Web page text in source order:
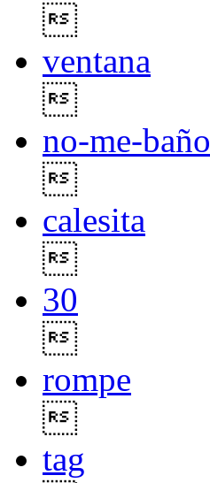
ventana
no-me-baño
calesita
30
rompe
tag